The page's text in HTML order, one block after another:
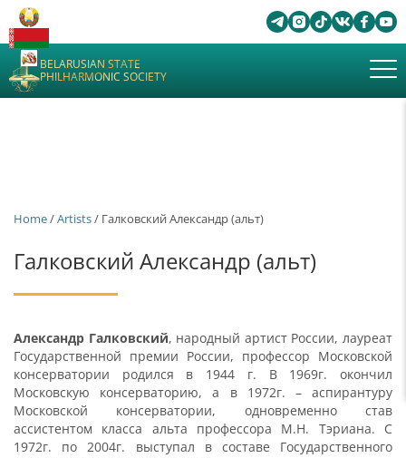
BELARUSIAN STATE
PHILHARMONIC SOCIETY
Home/Artists/ Галковский Александр (альт)
Галковский Александр (альт)
Aлександр Галковский, народный артист России, лауреат
Государственной премии России, профессор Московской
консерватории родился в 1944 г. В 1969г. окончил
Московскую консерваторию, а в 1972г. – аспирантуру
Московской консерватории, одновременно став
ассистентом класса альта профессора М.Н. Тэриана. С
1972г. по 2004г. выступал в составе Государственного